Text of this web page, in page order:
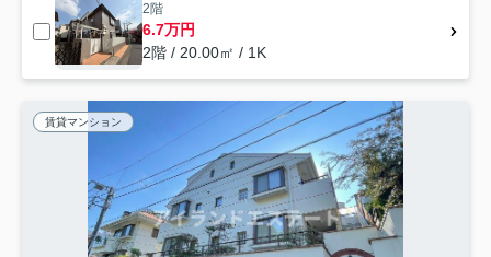
2階
6.7万円
2階 / 20.00㎡ / 1K
賃貸マンション